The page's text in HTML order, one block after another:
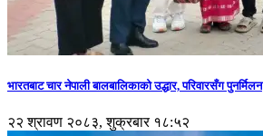
भारतबाट चार नेपाली बालबालिकाको उद्धार, परिवारसँग पुनर्मिलन
२२ श्रावण २०८३, शुक्रबार १८:५२